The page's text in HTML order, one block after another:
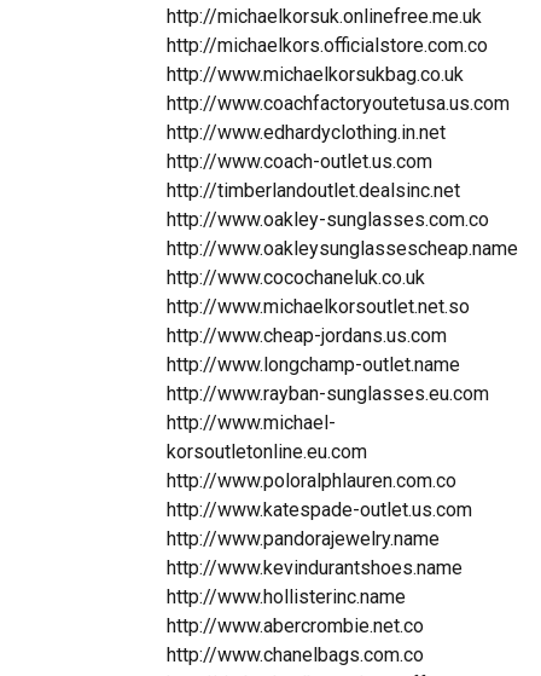
http://michaelkorsuk.onlinefree.me.uk
http://michaelkors.officialstore.com.co
http://www.michaelkorsukbag.co.uk
http://www.coachfactoryoutetusa.us.com
http://www.edhardyclothing.in.net
http://www.coach-outlet.us.com
http://timberlandoutlet.dealsinc.net
http://www.oakley-sunglasses.com.co
http://www.oakleysunglassescheap.name
http://www.cocochaneluk.co.uk
http://www.michaelkorsoutlet.net.so
http://www.cheap-jordans.us.com
http://www.longchamp-outlet.name
http://www.rayban-sunglasses.eu.com
http://www.michael-
korsoutletonline.eu.com
http://www.poloralphlauren.com.co
http://www.katespade-outlet.us.com
http://www.pandorajewelry.name
http://www.kevindurantshoes.name
http://www.hollisterinc.name
http://www.abercrombie.net.co
http://www.chanelbags.com.co